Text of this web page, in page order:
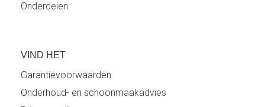
Onderdelen
VIND HET
Garantievoorwaarden
Onderhoud- en schoonmaakadvies